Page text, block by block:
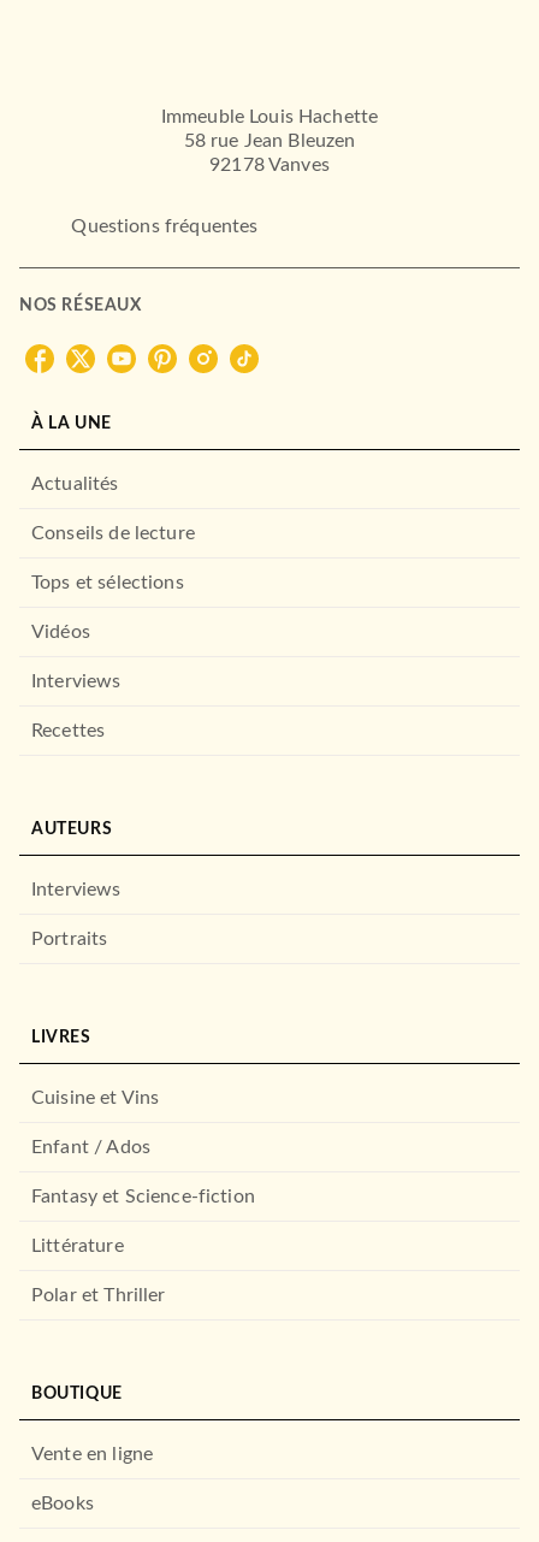
Immeuble Louis Hachette
58 rue Jean Bleuzen
92178 Vanves
Questions fréquentes
NOS RÉSEAUX
À LA UNE
Actualités
Conseils de lecture
Tops et sélections
Vidéos
Interviews
Recettes
AUTEURS
Interviews
Portraits
LIVRES
Cuisine et Vins
Enfant / Ados
Fantasy et Science-fiction
Littérature
Polar et Thriller
BOUTIQUE
Vente en ligne
eBooks